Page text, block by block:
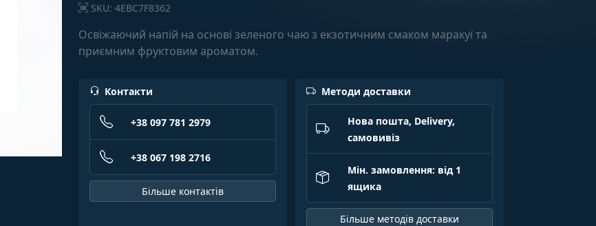
SKU: 4EBC7F8362
Освіжаючий напій на основі зеленого чаю з екзотичним смаком маракуї та
приємним фруктовим ароматом.
Контакти
+38 097 781 2979
+38 067 198 2716
Більше контактів
Методи доставки
Нова пошта, Delivery,
самовивіз
Мін. замовлення: від 1
ящика
Більше методів доставки